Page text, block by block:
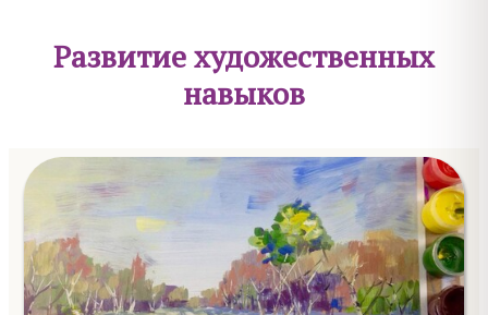
Развитие художественных
навыков